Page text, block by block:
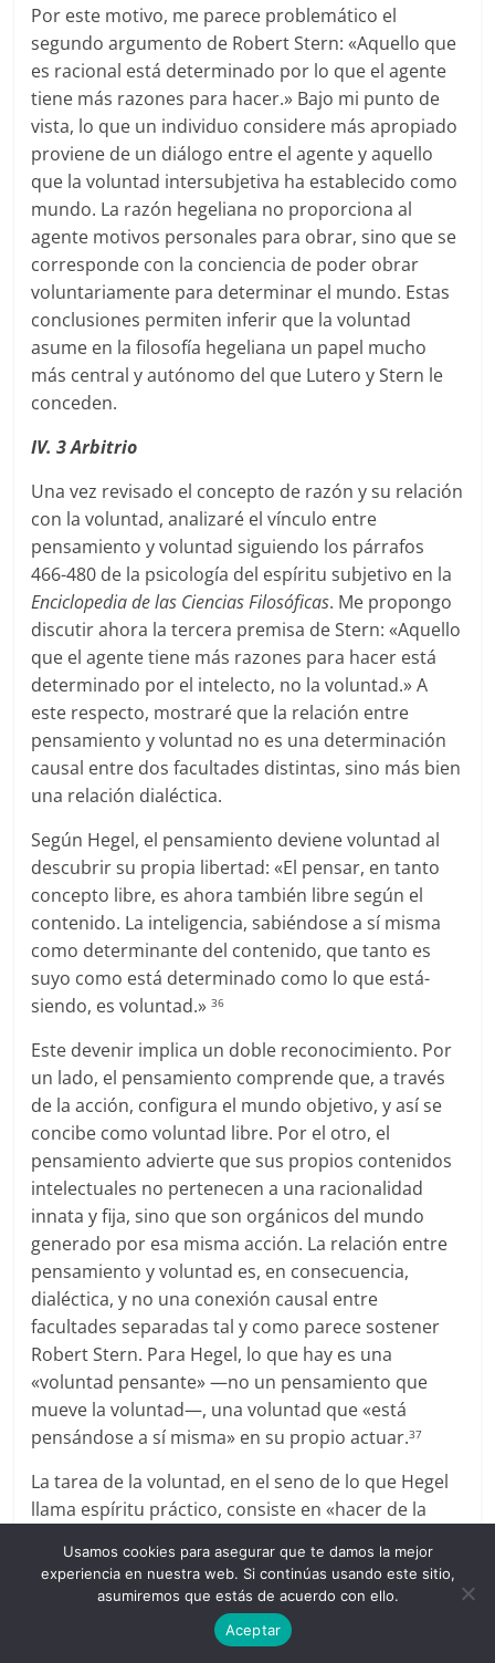
Por este motivo, me parece problemático el
segundo argumento de Robert Stern: «Aquello que
es racional está determinado por lo que el agente
tiene más razones para hacer.» Bajo mi punto de
vista, lo que un individuo considere más apropiado
proviene de un diálogo entre el agente y aquello
que la voluntad intersubjetiva ha establecido como
mundo. La razón hegeliana no proporciona al
agente motivos personales para obrar, sino que se
corresponde con la conciencia de poder obrar
voluntariamente para determinar el mundo. Estas
conclusiones permiten inferir que la voluntad
asume en la filosofía hegeliana un papel mucho
más central y autónomo del que Lutero y Stern le
conceden.
IV. 3 Arbitrio
Una vez revisado el concepto de razón y su relación
con la voluntad, analizaré el vínculo entre
pensamiento y voluntad siguiendo los párrafos
466-480 de la psicología del espíritu subjetivo en la
Enciclopedia de las Ciencias Filosóficas. Me propongo
discutir ahora la tercera premisa de Stern: «Aquello
que el agente tiene más razones para hacer está
determinado por el intelecto, no la voluntad.» A
este respecto, mostraré que la relación entre
pensamiento y voluntad no es una determinación
causal entre dos facultades distintas, sino más bien
una relación dialéctica.
Según Hegel, el pensamiento deviene voluntad al
descubrir su propia libertad: «El pensar, en tanto
concepto libre, es ahora también libre según el
contenido. La inteligencia, sabiéndose a sí misma
como determinante del contenido, que tanto es
suyo como está determinado como lo que está-
siendo, es voluntad.»36
Este devenir implica un doble reconocimiento. Por
un lado, el pensamiento comprende que, a través
de la acción, configura el mundo objetivo, y así se
concibe como voluntad libre. Por el otro, el
pensamiento advierte que sus propios contenidos
intelectuales no pertenecen a una racionalidad
innata y fija, sino que son orgánicos del mundo
generado por esa misma acción. La relación entre
pensamiento y voluntad es, en consecuencia,
dialéctica, y no una conexión causal entre
facultades separadas tal y como parece sostener
Robert Stern. Para Hegel, lo que hay es una
«voluntad pensante» —no un pensamiento que
mueve la voluntad—, una voluntad que «está
pensándose a sí misma» en su propio actuar.37
La tarea de la voluntad, en el seno de lo que Hegel
llama espíritu práctico, consiste en «hacer de la
como su existencia.»38Para realizar esto, la
voluntad deviene «voluntad reflexionante,»
comprende que «el deber-ser tiene muchos
significados,»«que los fines contingentes tienen la
Usamos cookies para asegurar que te damos la mejor
experiencia en nuestra web. Si continúas usando este sitio,
asumiremos que estás de acuerdo con ello.
Aceptar